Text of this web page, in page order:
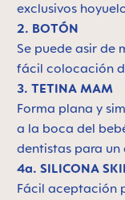
exclusivos
2. BOTÓN
Se puede asir de
fácil colocación
3. TETINA MAM
Forma plana y
a la boca del
dentistas para
4a. SILICONA
Fácil aceptación